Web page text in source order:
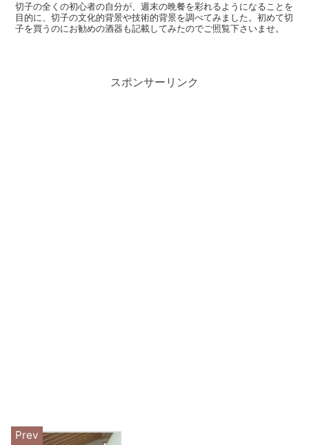
切子の全くの初心者の自分が、週末の晩餐を彩れるようになることを
目的に、切子の文化的背景や技術的背景を調べてみました。初めて切
子を買うのにお勧めの酒器も記載してみたのでご照覧下さいませ。
スポンサーリンク